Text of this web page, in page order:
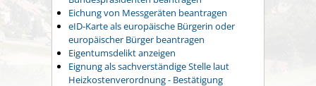
Eichung von Messgeräten beantragen
eID-Karte als europäische Bürgerin oder
europäischer Bürger beantragen
Eigentumsdelikt anzeigen
Eignung als sachverständige Stelle laut
Heizkostenverordnung - Bestätigung